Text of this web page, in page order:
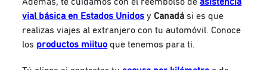
vial básica en Estados Unidos y Canadá si es que
realizas viajes al extranjero con tu automóvil. Conoce
los productos miituo que tenemos para ti.